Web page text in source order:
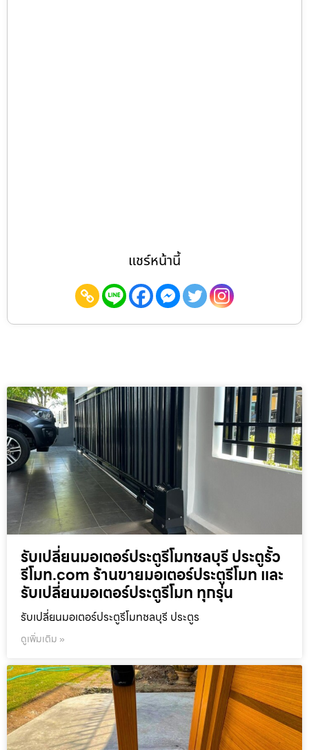
แชร์หน้านี้
รับเปลี่ยนมอเตอร์ประตูรีโมทชลบุรี ประตูรั้ว
รีโมท.com ร้านขายมอเตอร์ประตูรีโมท และ
รับเปลี่ยนมอเตอร์ประตูรีโมท ทุกรุ่น
รับเปลี่ยนมอเตอร์ประตูรีโมทชลบุรี ประตูร
ดูเพิ่มเติม »